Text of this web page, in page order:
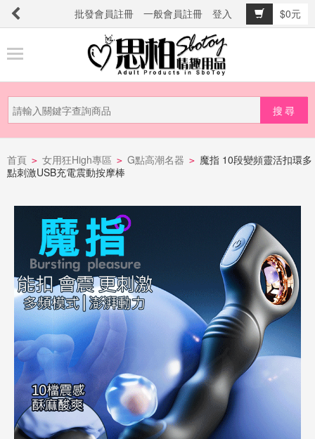
批發會員註冊 一般會員註冊 登入
$0元
品
新
品
上
詐
騙
電
話
或
簡
訊
批
首頁 > 女用狂High專區 > G點高潮名器 > 魔指 10段變頻靈活扣環多
點刺激USB充電震動按摩棒